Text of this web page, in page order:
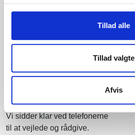
Tillad alle
Tillad valgte
Afvis
ÅBNINGSTIDER
Mandag-torsdag: 08.00-16.30
Vi sidder klar ved telefonerne
til at vejlede og rådgive.